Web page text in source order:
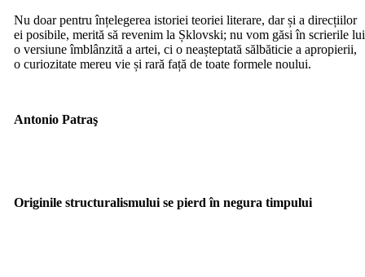
Nu doar pentru înțelegerea istoriei teoriei literare, dar și a direcțiilor
ei posibile, merită să revenim la Șklovski; nu vom găsi în scrierile lui
o versiune îmblânzită a artei, ci o neașteptată sălbăticie a apropierii,
o curiozitate mereu vie și rară față de toate formele noului.
Antonio Patraş
Originile structuralismului se pierd în negura timpului